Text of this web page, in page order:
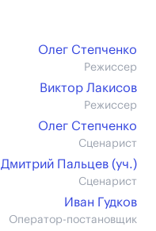
Олег Степченко
Режиссер
Виктор Лакисов
Режиссер
Олег Степченко
Сценарист
Дмитрий Пальцев (уч.)
Сценарист
Иван Гудков
Оператор-постановщик